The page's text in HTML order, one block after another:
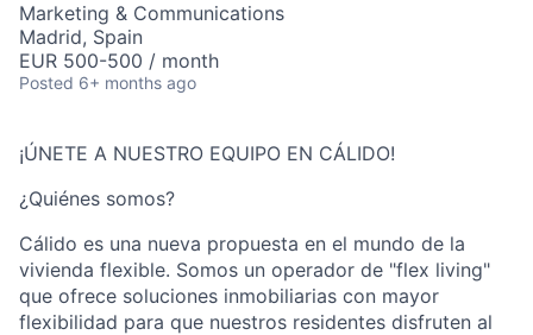
Marketing & Communications
Madrid, Spain
EUR 500-500 / month
Posted 6+ months ago
¡ÚNETE A NUESTRO EQUIPO EN CÁLIDO!
¿Quiénes somos?
Cálido es una nueva propuesta en el mundo de la
vivienda flexible. Somos un operador de "flex living"
que ofrece soluciones inmobiliarias con mayor
flexibilidad para que nuestros residentes disfruten al